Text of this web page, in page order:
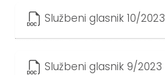
Službeni glasnik 10/2023
Službeni glasnik 9/2023